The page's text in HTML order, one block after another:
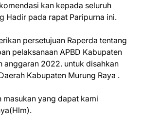
kan kepada seluruh
Hadir pada rapat Paripurna ini.
persetujuan Raperda tentang
pelaksanaan APBD Kabupaten
anggaran 2022. untuk disahkan
Kabupaten Murung Raya .
masukan yang dapat kami